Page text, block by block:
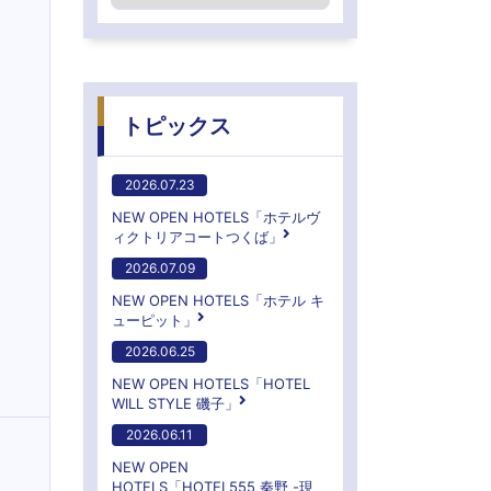
トピックス
2026.07.23
NEW OPEN HOTELS「ホテルヴ
ィクトリアコートつくば」
2026.07.09
NEW OPEN HOTELS「ホテル キ
ューピット」
2026.06.25
NEW OPEN HOTELS「HOTEL
WILL STYLE 磯子」
2026.06.11
NEW OPEN
HOTELS「HOTEL555 秦野 -現